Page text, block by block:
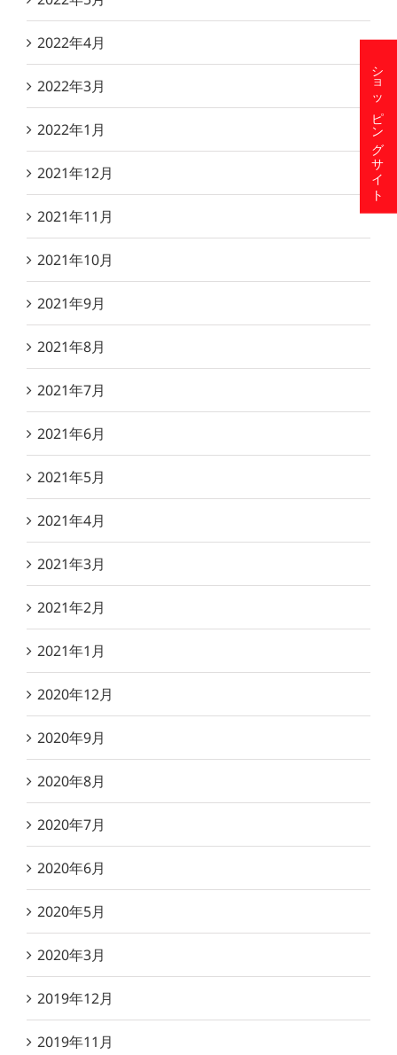
2022年4月
2022年3月
2022年1月
2021年12月
2021年11月
2021年10月
2021年9月
2021年8月
2021年7月
2021年6月
2021年5月
2021年4月
2021年3月
2021年2月
2021年1月
2020年12月
2020年9月
2020年8月
2020年7月
2020年6月
2020年5月
2020年3月
2019年12月
2019年11月
ショッピングサイト